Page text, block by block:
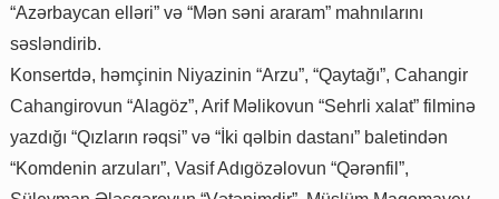
“Azərbaycan elləri” və “Mǝn sǝni araram” mahnılarını
səsləndirib.
Konsertdə, həmçinin Niyazinin “Arzu”, “Qaytağı”, Cahangir
Cahangirovun “Alagöz”, Arif Məlikovun “Sehrli xalat” filminə
yazdığı “Qızların rəqsi” və “İki qəlbin dastanı” baletindən
“Komdenin arzuları”, Vasif Adıgözəlovun “Qərənfil”,